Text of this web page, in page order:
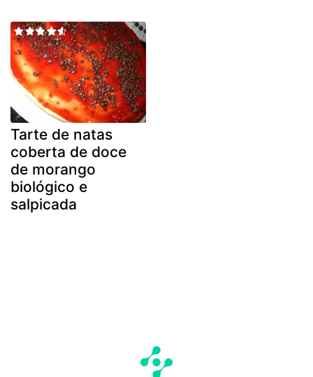
Tarte de natas
coberta de doce
de morango
biológico e
salpicada